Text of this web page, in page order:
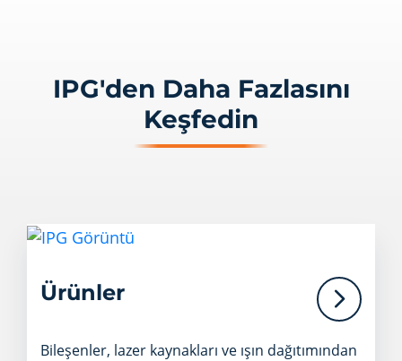
IPG'den Daha Fazlasını
Keşfedin
Ürünler
Bileşenler, lazer kaynakları ve ışın dağıtımından